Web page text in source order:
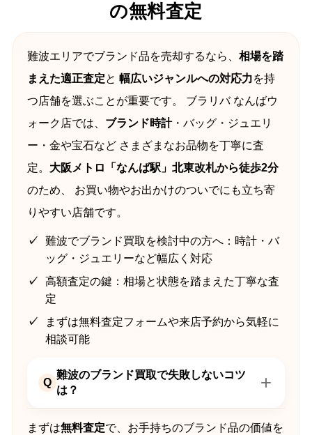
の無料査定
難波エリアでブランド品を売却するなら、 相場を踏
まえた適正査定と 幅広いジャンルへの対応力を持
つ店舗を選ぶことが重要です。 ブラリバ なんばウ
ォーク店では、 ブランド時計・バッグ・ジュエリ
ー・金や宝石など さまざまなお品物を丁寧に査
定。 大阪メトロ「なんば駅」北東改札から徒歩2分
のため、 お買い物やお出かけのついでにも立ち寄
りやすい店舗です。
難波でブランド買取を検討中の方へ：時計・バ
ッグ・ジュエリーなど幅広く対応
高額査定の鍵：相場と状態を踏まえた丁寧な査
定
まずは無料査定フォームや来店予約から気軽に
相談可能
Q
難波のブランド買取で失敗しないコツ
は？
まずは無料査定で、お手持ちのブランド品の価値を